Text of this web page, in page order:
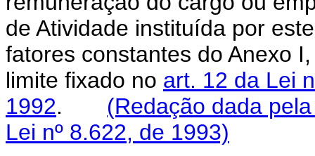
de Atividade instituída por
fatores constantes do Anexo
limite fixado no art. 12 da Lei
1992. (Redação dada
Lei nº 8.622, de 1993)